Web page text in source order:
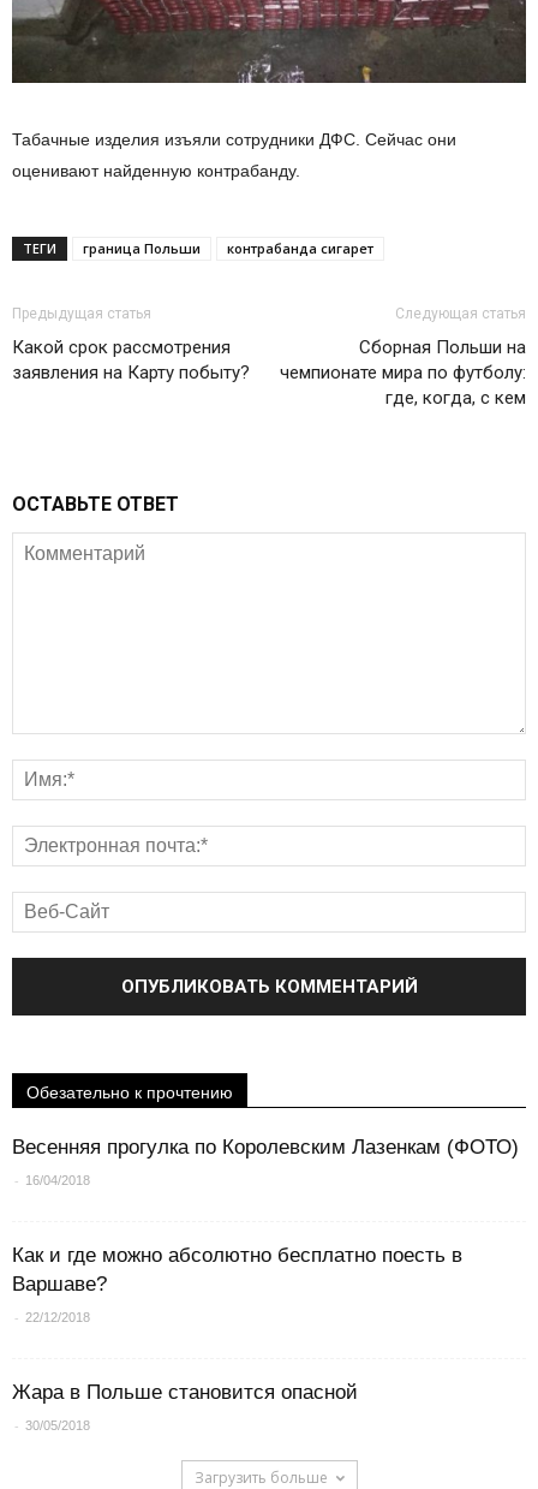
Табачные изделия изъяли сотрудники ДФС. Сейчас они
оценивают найденную контрабанду.
ТЕГИ граница Польши контрабанда сигарет
Предыдущая статья
Какой срок рассмотрения
заявления на Карту побыту?
Следующая статья
Сборная Польши на
чемпионате мира по футболу:
где, когда, с кем
ОСТАВЬТЕ ОТВЕТ
Обезательно к прочтению
Весенняя прогулка по Королевским Лазенкам (ФОТО)
- 16/04/2018
Как и где можно абсолютно бесплатно поесть в
Варшаве?
- 22/12/2018
Жара в Польше становится опасной
- 30/05/2018
Загрузить больше